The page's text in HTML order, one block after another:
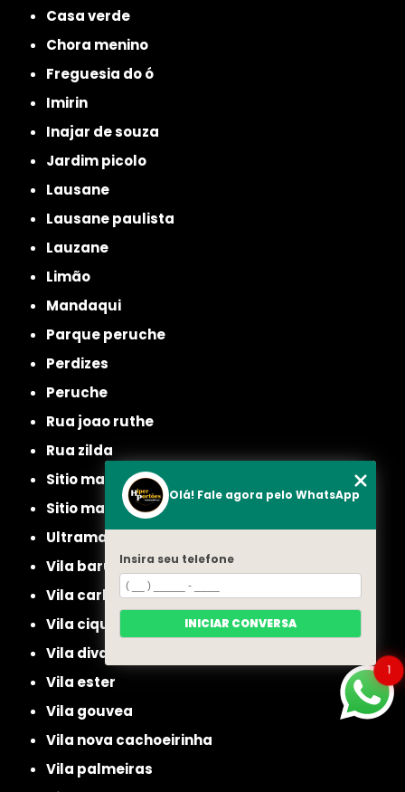
casa verde
chora menino
freguesia do ó
imirin
inajar de souza
jardim picolo
lausane
lausane paulista
lauzane
limão
mandaqui
parque peruche
perdizes
peruche
rua joao ruthe
rua zilda
sitio manda aqui
sitio mandaqui
ultramarino
vila baruel
vila carbone
vila ciqueira
vila diva
vila ester
vila gouvea
vila nova cachoeirinha
vila palmeiras
1
Olá! Fale agora pelo WhatsApp
Insira seu telefone
INICIAR CONVERSA